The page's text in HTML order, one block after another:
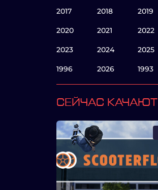
2017 2018 2019
2020 2021 2022
2023 2024 2025
1996 2026 1993
СЕЙЧАС КАЧАЮТ